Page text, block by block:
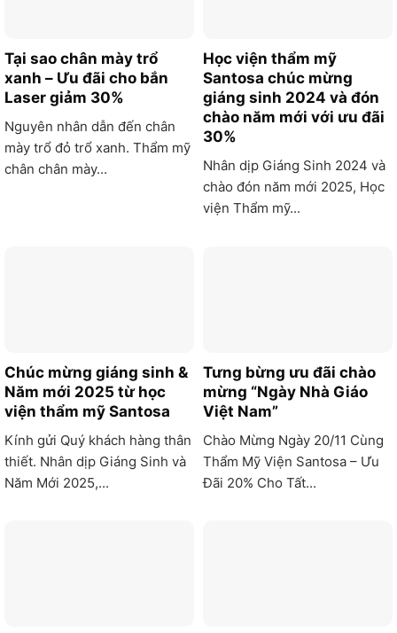
Tại sao chân mày trổ
xanh – Ưu đãi cho bắn
Laser giảm 30%
Nguyên nhân dẫn đến chân
mày trổ đỏ trổ xanh. Thẩm mỹ
chân chân mày...
Học viện thẩm mỹ
Santosa chúc mừng
giáng sinh 2024 và đón
chào năm mới với ưu đãi
30%
Nhân dịp Giáng Sinh 2024 và
chào đón năm mới 2025, Học
viện Thẩm mỹ...
Chúc mừng giáng sinh &
Năm mới 2025 từ học
viện thẩm mỹ Santosa
Kính gửi Quý khách hàng thân
thiết. Nhân dịp Giáng Sinh và
Năm Mới 2025,...
Tưng bừng ưu đãi chào
mừng “Ngày Nhà Giáo
Việt Nam”
Chào Mừng Ngày 20/11 Cùng
Thẩm Mỹ Viện Santosa – Ưu
Đãi 20% Cho Tất...